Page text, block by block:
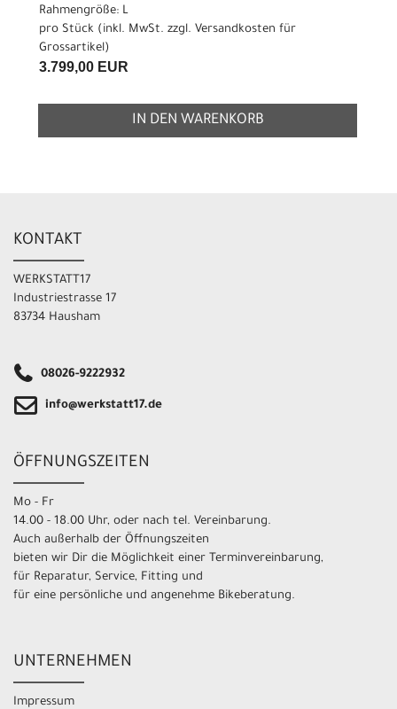
Rahmengröße: L
pro Stück (inkl. MwSt. zzgl. Versandkosten für
Grossartikel)
3.799,00 EUR
IN DEN WARENKORB
KONTAKT
WERKSTATT17
Industriestrasse 17
83734 Hausham
08026-9222932
info@werkstatt17.de
ÖFFNUNGSZEITEN
Mo - Fr
14.00 - 18.00 Uhr, oder nach tel. Vereinbarung.
Auch außerhalb der Öffnungszeiten
bieten wir Dir die Möglichkeit einer Terminvereinbarung,
für Reparatur, Service, Fitting und
für eine persönliche und angenehme Bikeberatung.
UNTERNEHMEN
Impressum